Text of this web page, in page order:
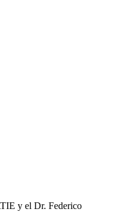
y el Dr. Federico